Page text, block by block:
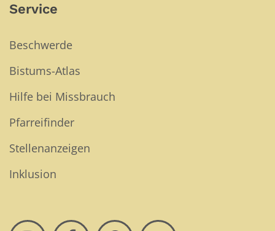
Service
Beschwerde
Bistums-Atlas
Hilfe bei Missbrauch
Pfarreifinder
Stellenanzeigen
Inklusion